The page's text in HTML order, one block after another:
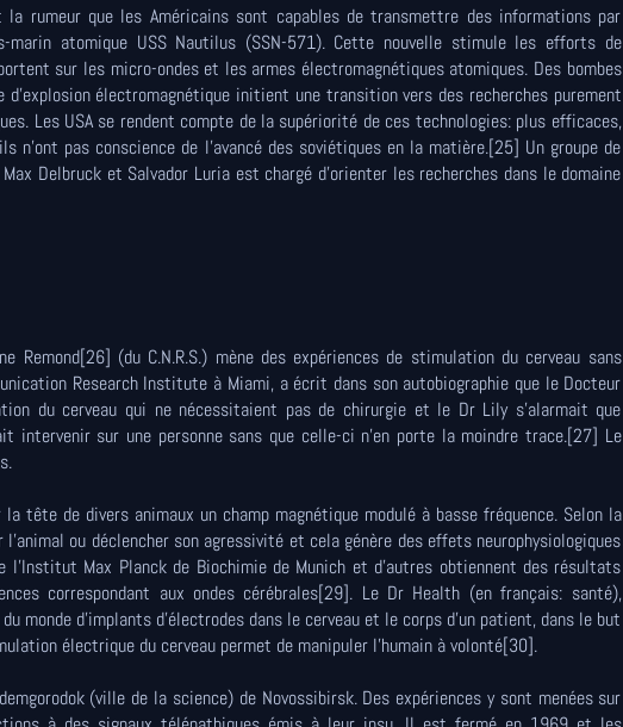
rumeur que les Américains sont capables de transmettre des informations par
atomique USS Nautilus (SSN-571). Cette nouvelle stimule les efforts de
sur les micro-ondes et les armes électromagnétiques atomiques. Des bombes
d'explosion électromagnétique initient une transition vers des recherches purement
Les USA se rendent compte de la supériorité de ces technologies: plus efficaces,
n'ont pas conscience de l'avancé des soviétiques en la matière.[25] Un groupe de
Delbruck et Salvador Luria est chargé d'orienter les recherches dans le domaine
Remond[26] (du C.N.R.S.) mène des expériences de stimulation du cerveau sans
Research Institute à Miami, a écrit dans son autobiographie que le Docteur
du cerveau qui ne nécessitaient pas de chirurgie et le Dr Lily s'alarmait que
intervenir sur une personne sans que celle-ci n'en porte la moindre trace.[27] Le
tête de divers animaux un champ magnétique modulé à basse fréquence. Selon la
ou déclencher son agressivité et cela génère des effets neurophysiologiques
l'Institut Max Planck de Biochimie de Munich et d'autres obtiennent des résultats
correspondant aux ondes cérébrales[29]. Le Dr Health (en français: santé),
monde d'implants d'électrodes dans le cerveau et le corps d'un patient, dans le but
électrique du cerveau permet de manipuler l'humain à volonté[30].
(ville de la science) de Novossibirsk. Des expériences y sont menées sur